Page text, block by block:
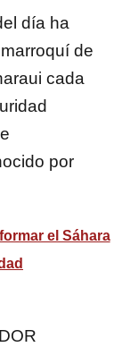
día ha
de
cada
por
el Sáhara